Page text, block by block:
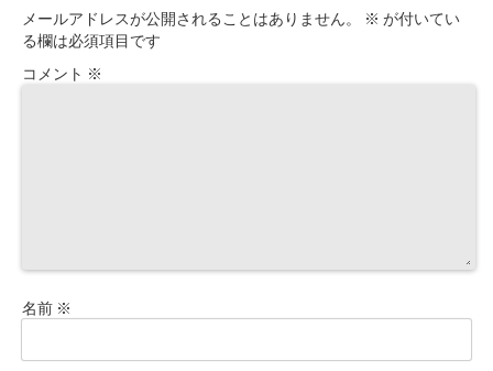
メールアドレスが公開されることはありません。 ※ が付いてい
る欄は必須項目です
コメント ※
名前 ※